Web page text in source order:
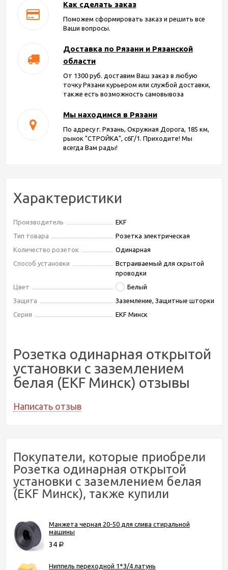
Как сделать заказ
Поможем сформировать заказ и решить все
Ваши вопросы.
Доставка по Рязани и Рязанской
области
От 1300 руб. доставим Ваш заказ в любую
точку Рязани курьером или службой доставки,
также есть возможность самовывоза
Мы находимся в Рязани
По адресу г. Рязань, Окружная Дорога, 185 км,
рынок "СТРОЙКА", с6Г/1. Приходите! Мы
всегда Вам рады!
Характеристики
Производитель
EKF
Тип товара
Розетка электрическая
Количество розеток
Одинарная
Способ установки
Встраиваемый для скрытой
проводки
Цвет
Белый
Защита
Заземление, Защитные шторки
Серия
EKF Минск
Розетка одинарная открытой
установки с заземлением
белая (EKF Минск) отзывы
Написать отзыв
Покупатели, которые приобрели
Розетка одинарная открытой
установки с заземлением белая
(EKF Минск), также купили
Манжета черная 20-50 для слива стиральной
машины
34 Р
Ниппель переходной 1*3/4 латунь